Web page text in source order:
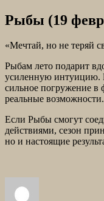
Рыбы (19
«Мечтай, но не теряй
Рыбам лето подарит
усиленную интуицию.
сильное погружение в
реальные возможности.
Если Рыбы смогут
действиями, сезон
но и настоящие